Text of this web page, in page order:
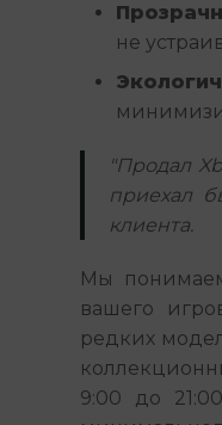
не
"Продал
приехал
клиента.
Мы
вашего
редких
9:00 до